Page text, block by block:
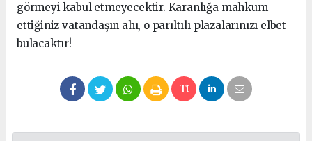
görmeyi kabul etmeyecektir. Karanlığa mahkum
ettiğiniz vatandaşın ahı, o parıltılı plazalarınızı elbet
bulacaktır!